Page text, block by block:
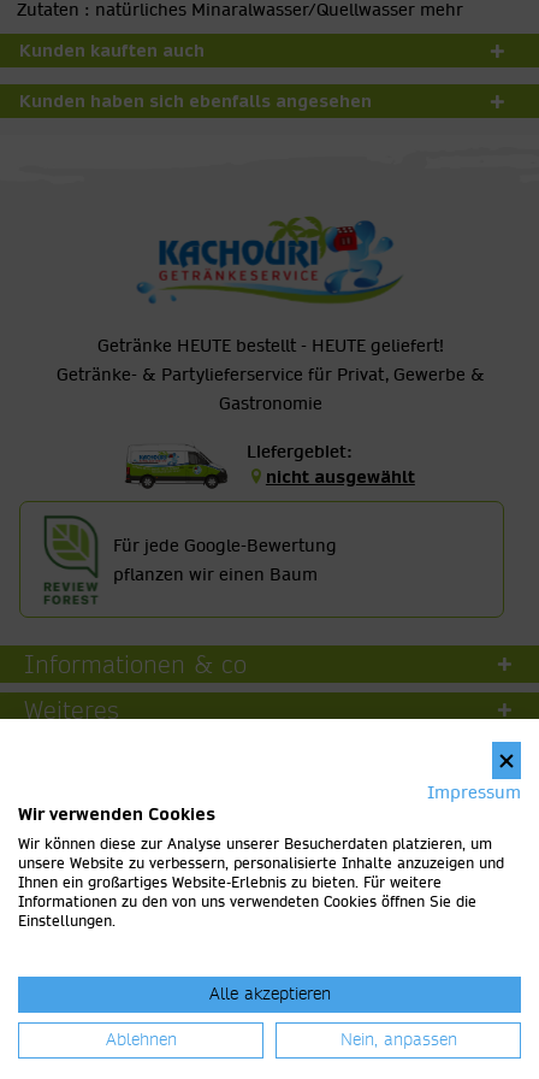
Zutaten : natürliches Minaralwasser/Quellwasser mehr
Kunden kauften auch
Kunden haben sich ebenfalls angesehen
Getränke HEUTE bestellt - HEUTE geliefert!
Getränke- & Partylieferservice für Privat, Gewerbe &
Gastronomie
Liefergebiet:
nicht ausgewählt
Für jede Google-Bewertung
pflanzen wir einen Baum
Informationen & co
Weiteres
© 2022, Kachouri Getränkeservice. Alle Rechte vorbehalten.
Impressum AGB Widerrufsrecht Datenschutz
Impressum
Wir verwenden Cookies
Wir können diese zur Analyse unserer Besucherdaten platzieren, um
unsere Website zu verbessern, personalisierte Inhalte anzuzeigen und
Ihnen ein großartiges Website-Erlebnis zu bieten. Für weitere
Informationen zu den von uns verwendeten Cookies öffnen Sie die
Einstellungen.
Alle akzeptieren
Ablehnen
Nein, anpassen